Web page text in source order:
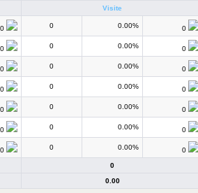
Visite
0 0 0.00% 0
0 0 0.00% 0
0 0 0.00% 0
0 0 0.00% 0
0 0 0.00% 0
0 0 0.00% 0
0 0 0.00% 0
0
0.00